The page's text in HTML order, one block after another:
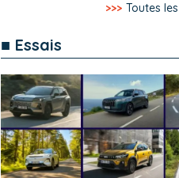
>>> Toutes
■ Essais